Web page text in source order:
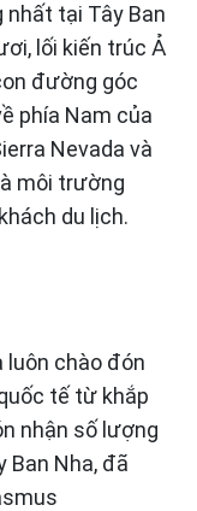
tại Tây Ban
lối kiến trúc Ả
đường góc
phía Nam của
Nevada và
môi trường
du lịch.
luôn chào đón
tế từ khắp
nhận số lượng
Ban Nha, đã